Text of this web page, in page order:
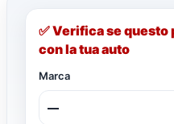
✅ Verifica se
con la tua auto
Marca